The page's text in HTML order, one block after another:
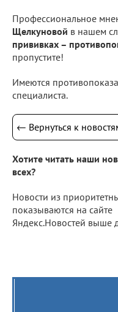
Профессиональное
Щелкуновой в нашем
прививках –
пропустите!
Имеются
специалиста.
← Вернуться к
Хотите читать наши
всех?
Новости из
показываются на сайте
Яндекс.Новостей выше